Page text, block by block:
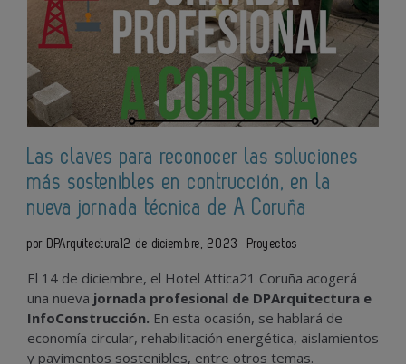
Las claves para reconocer las soluciones
más sostenibles en contrucción, en la
nueva jornada técnica de A Coruña
por DPArquitectura12 de diciembre, 2023 Proyectos
El 14 de diciembre, el Hotel Attica21 Coruña acogerá
una nueva jornada profesional de DPArquitectura e
InfoConstrucción. En esta ocasión, se hablará de
economía circular, rehabilitación energética, aislamientos
y pavimentos sostenibles, entre otros temas.